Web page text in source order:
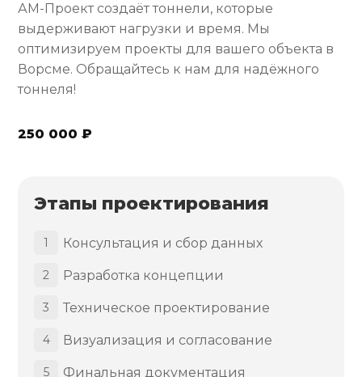
АМ-Проект создаёт тоннели, которые
выдерживают нагрузки и время. Мы
оптимизируем проекты для вашего объекта в
Ворсме. Обращайтесь к нам для надёжного
тоннеля!
250 000 ₽
Этапы проектирования
1 Консультация и сбор данных
2 Разработка концепции
3 Техническое проектирование
4 Визуализация и согласование
5 Финальная документация